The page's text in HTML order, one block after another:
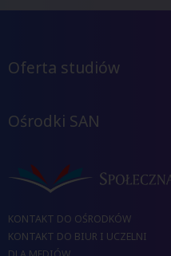
Oferta studiów
Ośrodki SAN
KONTAKT DO OŚRODKÓW
KONTAKT DO BIUR I UCZELNI